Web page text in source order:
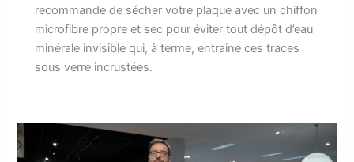
recommande de sécher votre plaque avec un chiffon
microfibre propre et sec pour éviter tout dépôt d’eau
minérale invisible qui, à terme, entraine ces traces
sous verre incrustées.